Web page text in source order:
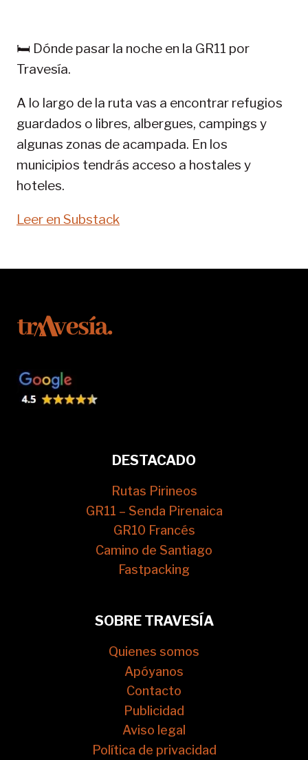
11-
🛏️ Dónde pasar la noche en la GR11 por
Travesía.
A lo largo de la ruta vas a encontrar refugios
guardados o libres, albergues, campings y
algunas zonas de acampada. En los
municipios tendrás acceso a hostales y
hoteles.
Leer en Substack
DESTACADO
Rutas Pirineos
GR11 – Senda Pirenaica
GR10 Francés
Camino de Santiago
Fastpacking
SOBRE TRAVESÍA
Quienes somos
Apóyanos
Contacto
Publicidad
Aviso legal
Política de privacidad